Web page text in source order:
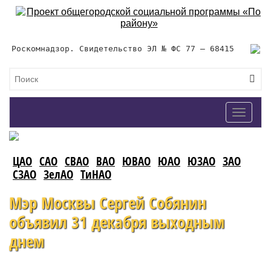
Роскомнадзор. Свидетельство ЭЛ № ФС 77 – 68415
Toggle
ЦАО САО СВАО ВАО ЮВАО ЮАО ЮЗАО ЗАО
СЗАО ЗелАО ТиНАО
Мэр Москвы Сергей Собянин
объявил 31 декабря выходным
днем